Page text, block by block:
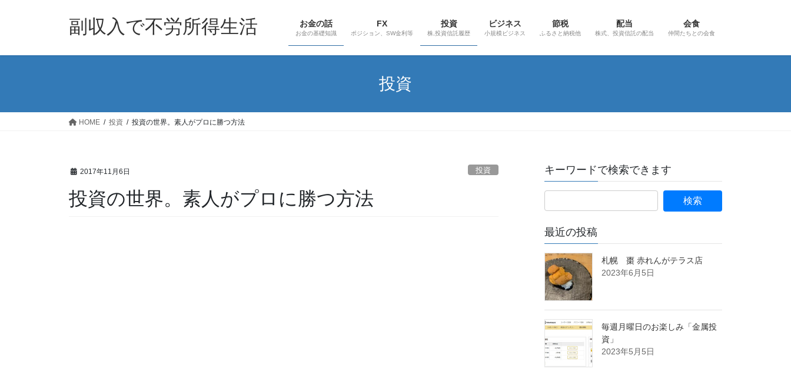
副収入で不労所得生活 お金の話
お金の基礎知識
FX
ポジション、SW金利等
投資
株,投資信託履歴
ビジネス
小規模ビジネス
節税
ふるさと納税他
配当
株式、投資信託の配当
会食
仲間たちとの会食
投資
HOME 投資 投資の世界。素人がプロに勝つ方法
2017年11月6日 投資
投資の世界。素人がプロに勝つ方法
キーワードで検索できます
最近の投稿
札幌 棗 赤れんがテラス店
2023年6月5日
毎週月曜日のお楽しみ「金属投
資」
2023年5月5日